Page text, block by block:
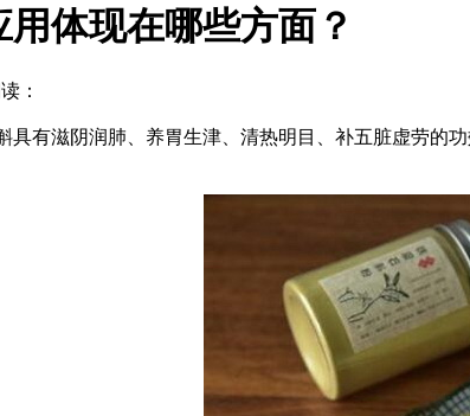
体现在哪些方面？
：
具有滋阴润肺、养胃生津、清热明目、补五脏虚劳的